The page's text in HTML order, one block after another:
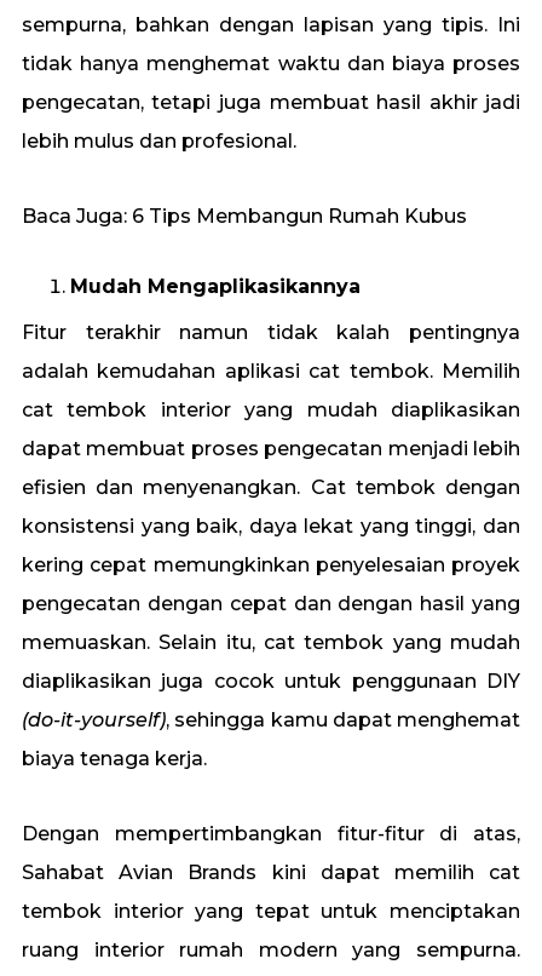
sempurna, bahkan dengan lapisan yang tipis. Ini
tidak hanya menghemat waktu dan biaya proses
pengecatan, tetapi juga membuat hasil akhir jadi
lebih mulus dan profesional.
Baca Juga: 6 Tips Membangun Rumah Kubus
Mudah Mengaplikasikannya
Fitur terakhir namun tidak kalah pentingnya
adalah kemudahan aplikasi cat tembok. Memilih
cat tembok interior yang mudah diaplikasikan
dapat membuat proses pengecatan menjadi lebih
efisien dan menyenangkan. Cat tembok dengan
konsistensi yang baik, daya lekat yang tinggi, dan
kering cepat memungkinkan penyelesaian proyek
pengecatan dengan cepat dan dengan hasil yang
memuaskan. Selain itu, cat tembok yang mudah
diaplikasikan juga cocok untuk penggunaan DIY
(do-it-yourself), sehingga kamu dapat menghemat
biaya tenaga kerja.
Dengan mempertimbangkan fitur-fitur di atas,
Sahabat Avian Brands kini dapat memilih cat
tembok interior yang tepat untuk menciptakan
ruang interior rumah modern yang sempurna.